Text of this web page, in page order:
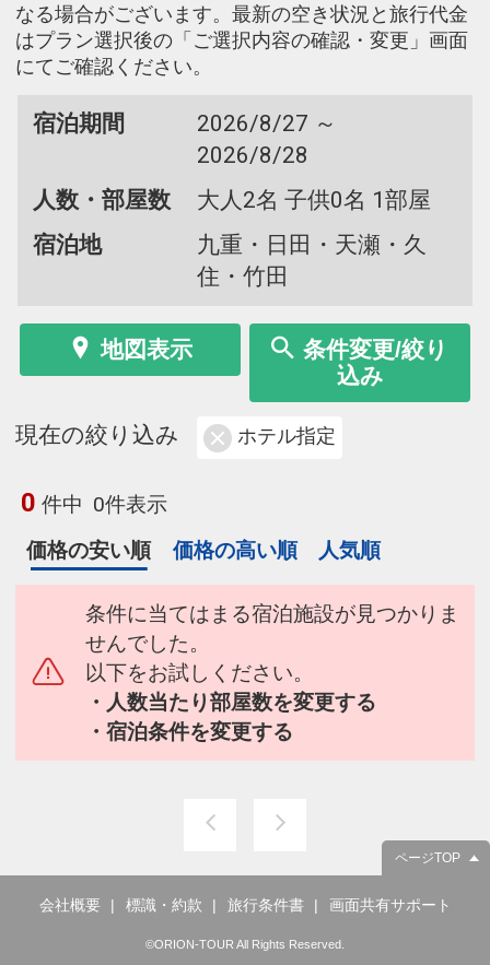
なる場合がございます。最新の空き状況と旅行代金
はプラン選択後の「ご選択内容の確認・変更」画面
にてご確認ください。
宿泊期間
2026/8/27 ～
2026/8/28
人数・部屋数
大人2名 子供0名 1部屋
宿泊地
九重・日田・天瀬・久
住・竹田
地図表示
条件変更/絞り
込み
現在の絞り込み ホテル指定
0 件中 0件表示
価格の安い順
価格の高い順 人気順
条件に当てはまる宿泊施設が見つかりま
せんでした。
以下をお試しください。
・人数当たり部屋数を変更する
・宿泊条件を変更する
ページTOP
会社概要 標識・約款 旅行条件書 画面共有サポート
©ORION-TOUR All Rights Reserved.